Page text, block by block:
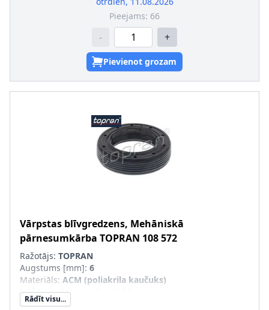
Pieejams: 66
- +
Pievienot grozam
Vārpstas blīvgredzens, Mehāniskā
pārnesumkārba TOPRAN 108 572
Ražotājs: TOPRAN
Augstums [mm]: 6
Materiāls: ACM (poliakrila kaučuks)
Iekšējais diametrs [mm]
Ārējais diametrs [mm]
Rādīt visu...